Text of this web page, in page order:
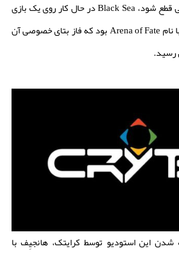
استودیو با کرایتک به کلی قطع شود، Black Sea در حال کار روی یک بازی
رایگان در سبک MOBA با نام Arena of Fate بود که فاز بتای خصوصی آن
رسید.
این استودیو توسط کرایتک، هانجیِف با